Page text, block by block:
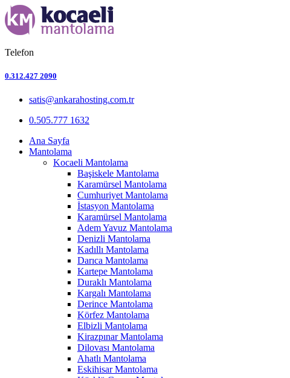
Telefon
0.312.427 2090
satis@ankarahosting.com.tr
0.505.777 1632
Ana Sayfa
Mantolama
Kocaeli Mantolama
Başiskele Mantolama
Karamürsel Mantolama
Cumhuriyet Mantolama
İstasyon Mantolama
Karamürsel Mantolama
Adem Yavuz Mantolama
Denizli Mantolama
Kadıllı Mantolama
Darıca Mantolama
Kartepe Mantolama
Duraklı Mantolama
Kargalı Mantolama
Derince Mantolama
Körfez Mantolama
Elbizli Mantolama
Kirazpınar Mantolama
Dilovası Mantolama
Ahatlı Mantolama
Eskihisar Mantolama